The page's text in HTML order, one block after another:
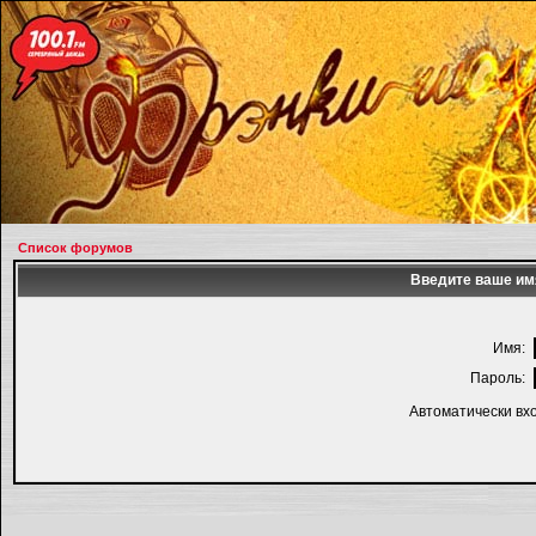
Список форумов
Введите ваше
Имя:
Пароль:
Автоматически